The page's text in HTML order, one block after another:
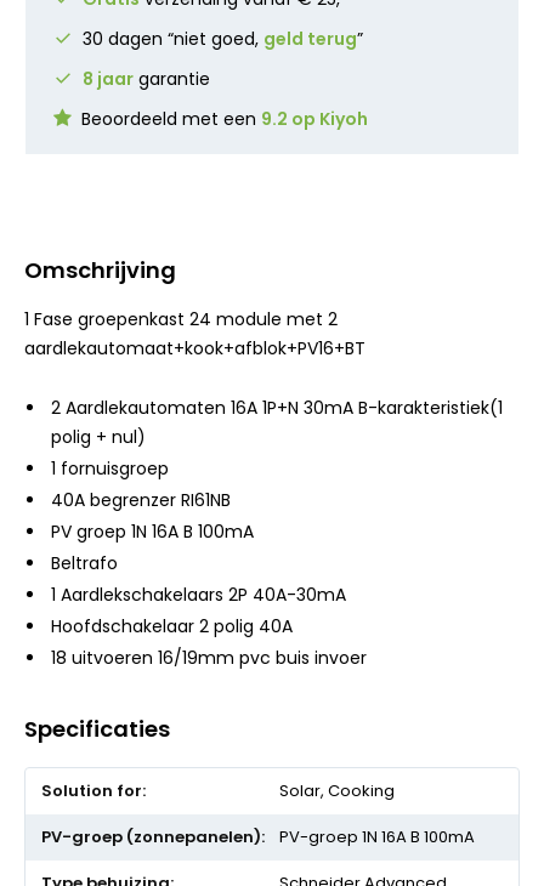
30 dagen “niet goed, geld terug”
8 jaar garantie
Beoordeeld met een 9.2 op Kiyoh
Specificaties
Meer
informatie
Solar, Cooking
PV-groep 1N 16A B 100mA
Omschrijving
1 Fase groepenkast 24 module met 2
aardlekautomaat+kook+afblok+PV16+BT
2 Aardlekautomaten 16A 1P+N 30mA B-karakteristiek(1
polig + nul)
1 fornuisgroep
40A begrenzer RI61NB
PV groep 1N 16A B 100mA
Beltrafo
1 Aardlekschakelaars 2P 40A-30mA
Hoofdschakelaar 2 polig 40A
18 uitvoeren 16/19mm pvc buis invoer